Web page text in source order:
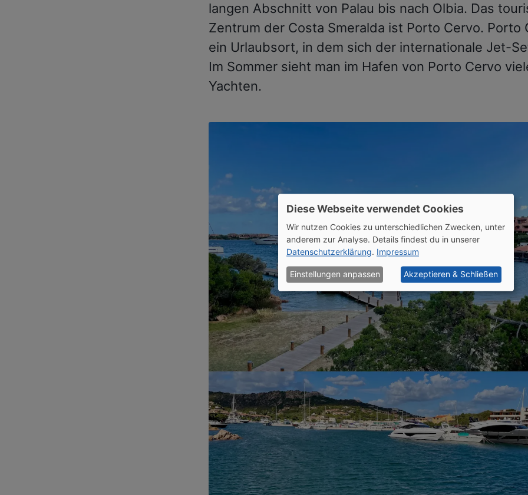
langen Abschnitt von Palau bis nach Olbia. Das
Zentrum der Costa Smeralda ist Porto Cervo. Porto
ein Urlaubsort, in dem sich der internationale Jet-
Im Sommer sieht man im Hafen von Porto Cervo
Yachten.
Diese Webseite verwendet Cookies
Wir nutzen Cookies zu unterschiedlichen Zwecken, unter
anderem zur Analyse. Details findest du in unserer
Datenschutzerklärung. Impressum
Einstellungen anpassen Akzeptieren & Schließen